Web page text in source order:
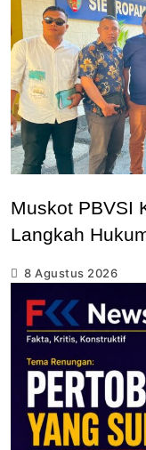
Muskot PBVSI
Langkah
8 Agustus 2026